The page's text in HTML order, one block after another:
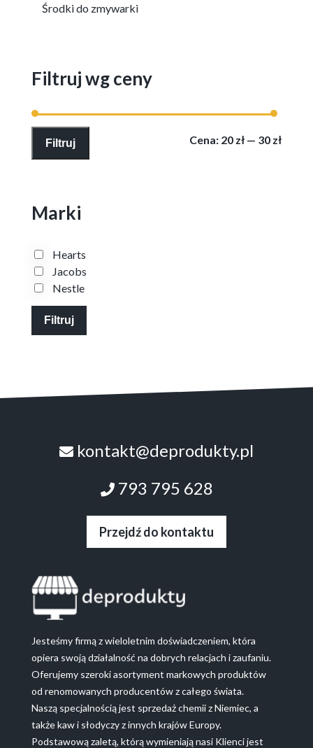
Środki do zmywarki
Filtruj wg ceny
Cena
Cena
Filtruj Cena: 20 zł — 30 zł
Marki
Hearts
Jacobs
Nestle
Filtruj
kontakt@deprodukty.pl
793 795 628
Przejdź do kontaktu
Jesteśmy firmą z wieloletnim doświadczeniem, która
opiera swoją działalność na dobrych relacjach i zaufaniu.
Oferujemy szeroki asortyment markowych produktów
od renomowanych producentów z całego świata.
Naszą specjalnością jest sprzedaż chemii z Niemiec, a
także kaw i słodyczy z innych krajów Europy.
Podstawową zaletą, którą wymieniają nasi Klienci jest